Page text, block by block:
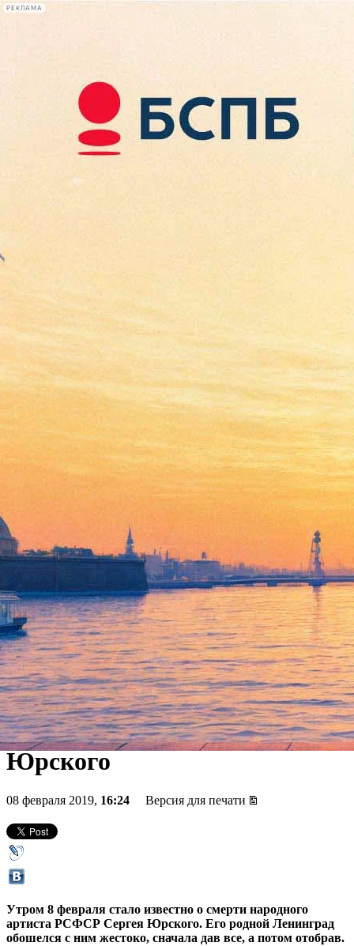
РЕКЛАМА
Сегодня:
2026.08.09
16:37
Афиша Plus
«Когда я уезжал из
Петербурга, думал, что
жизнь закончилась»: Десять
штрихов к портрету Сергея
Юрского
08 февраля 2019, 16:24 Версия для печати
Утром 8 февраля стало известно о смерти народного
артиста РСФСР Сергея Юрского. Его родной Ленинград
обошелся с ним жестоко, сначала дав все, а потом отобрав.